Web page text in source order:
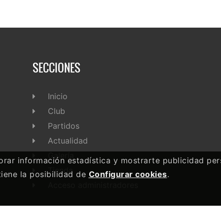
SECCIONES
Inicio
Club
Partidos
Actualidad
Galería
Tienda
información estadística y mostrarte publicidad
la posibilidad de Configurar cookies.